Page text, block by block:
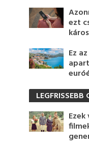
ezt
Ez
LEGFRISSEBB